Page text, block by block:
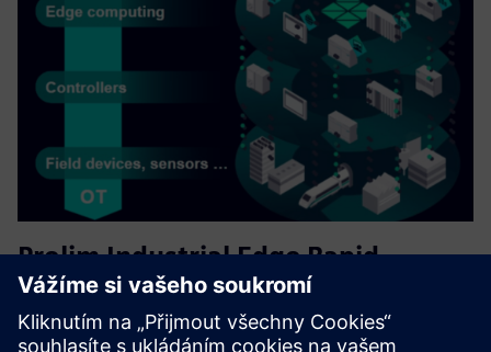
Prolim Industrial Edge Rapid
Deployment
Softwarový balíček Siemens Industrial Edge poskytuje